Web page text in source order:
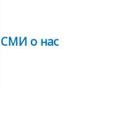
СМИ о нас